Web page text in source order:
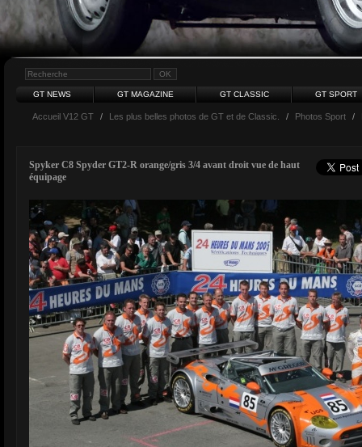
GT NEWS GT MAGAZINE GT CLASSIC GT SPORT
Accueil V12 GT / Les plus belles photos de GT et de Classic. / Photos Sport /
Spyker C8 Spyder GT2-R orange/gris 3/4 avant droit vue de haut
équipage